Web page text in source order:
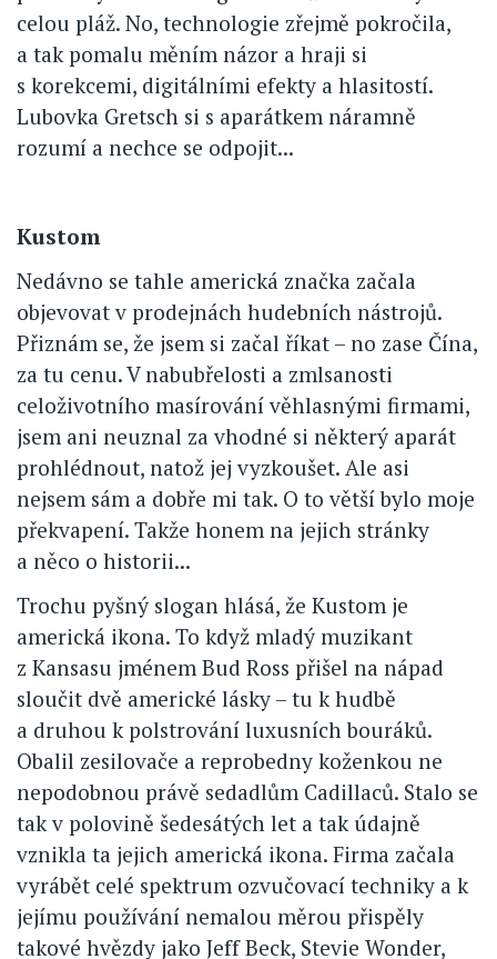
celou pláž. No, technologie zřejmě pokročila,
a tak pomalu měním názor a hraji si
s korekcemi, digitálními efekty a hlasitostí.
Lubovka Gretsch si s aparátkem náramně
rozumí a nechce se odpojit...
Kustom
Nedávno se tahle americká značka začala
objevovat v prodejnách hudebních nástrojů.
Přiznám se, že jsem si začal říkat – no zase Čína,
za tu cenu. V nabubřelosti a zmlsanosti
celoživotního masírování věhlasnými firmami,
jsem ani neuznal za vhodné si některý aparát
prohlédnout, natož jej vyzkoušet. Ale asi
nejsem sám a dobře mi tak. O to větší bylo moje
překvapení. Takže honem na jejich stránky
a něco o historii...
Trochu pyšný slogan hlásá, že Kustom je
americká ikona. To když mladý muzikant
z Kansasu jménem Bud Ross přišel na nápad
sloučit dvě americké lásky – tu k hudbě
a druhou k polstrování luxusních bouráků.
Obalil zesilovače a reprobedny koženkou ne
nepodobnou právě sedadlům Cadillaců. Stalo se
tak v polovině šedesátých let a tak údajně
vznikla ta jejich americká ikona. Firma začala
vyrábět celé spektrum ozvučovací techniky a k
jejímu používání nemalou měrou přispěly
takové hvězdy jako Jeff Beck, Stevie Wonder,